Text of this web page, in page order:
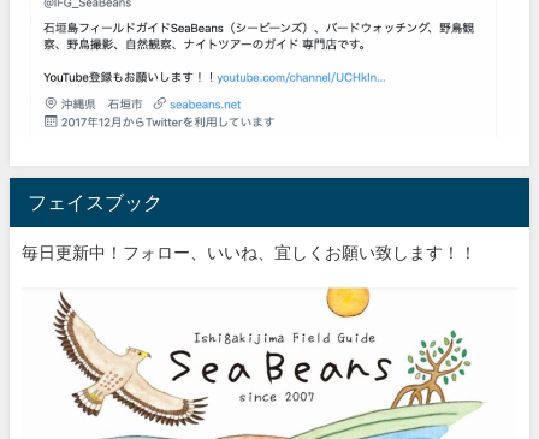
フェイスブック
毎日更新中！フォロー、いいね、宜しくお願い致します！！